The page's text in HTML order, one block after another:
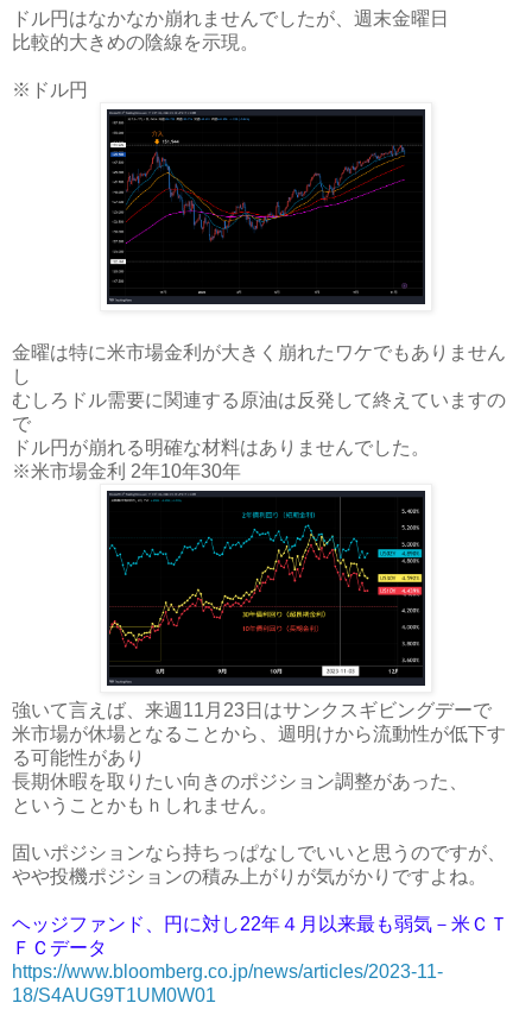
ドル円はなかなか崩れませんでしたが、週末金曜日
比較的大きめの陰線を示現。
※ドル円
金曜は特に米市場金利が大きく崩れたワケでもありません
し
むしろドル需要に関連する原油は反発して終えていますの
で
ドル円が崩れる明確な材料はありませんでした。
※米市場金利 2年10年30年
強いて言えば、来週11月23日はサンクスギビングデーで
米市場が休場となることから、週明けから流動性が低下す
る可能性があり
長期休暇を取りたい向きのポジション調整があった、
ということかもｈしれません。
固いポジションなら持ちっぱなしでいいと思うのですが、
やや投機ポジションの積み上がりが気がかりですよね。
ヘッジファンド、円に対し22年４月以来最も弱気－米ＣＴ
ＦＣデータ
https://www.bloomberg.co.jp/news/articles/2023-11-
18/S4AUG9T1UM0W01